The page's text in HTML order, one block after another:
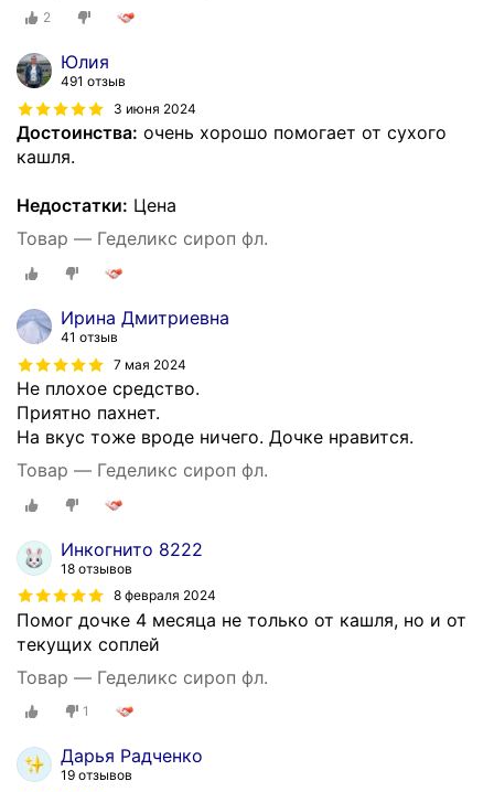
2
Юлия
491 отзыв
3 июня 2024
Достоинства: очень хорошо помогает от сухого
кашля.
Недостатки: Цена
Товар — Геделикс сироп фл.
Ирина Дмитриевна
41 отзыв
7 мая 2024
Не плохое средство.
Приятно пахнет.
На вкус тоже вроде ничего. Дочке нравится.
Товар — Геделикс сироп фл.
Инкогнито 8222
18 отзывов
8 февраля 2024
Помог дочке 4 месяца не только от кашля, но и от
текущих соплей
Товар — Геделикс сироп фл.
1
Дарья Радченко
19 отзывов